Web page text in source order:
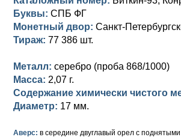
Памятные и донативные
Для Грузии
Русско-Польские
Памятные и донативные
Медь
Для Грузии
Серебро
Медь
Золото
Серебро
Сибирские монеты
Для Молдавии и Валахии
Таврические монеты
Петр III (1762)
Елизавета I (1741-1762)
Серебро
Медь
Анна Иоанновна (1730-1740)
Петр II (1727-1730)
Екатерина I (1725-1727)
Буквы: СПБ ФГ
Монетный двор: Санкт-
Тираж: 77 386 шт.
Металл: серебро (проба 868/1000)
Масса: 2,07 г.
Содержание химически чистого
Диаметр: 17 мм.
Аверс: в середине двуглавый орел с